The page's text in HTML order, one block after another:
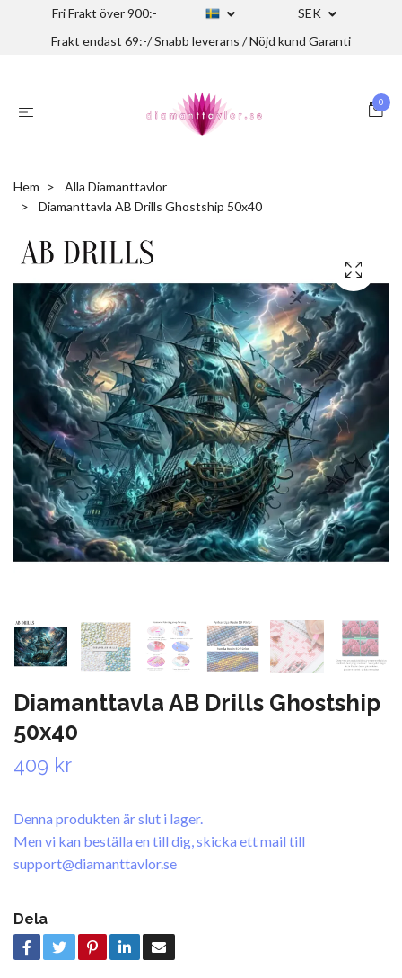
Fri Frakt över 900:-
SEK
Frakt endast 69:-/ Snabb leverans / Nöjd kund Garanti
0
Hem
Alla Diamanttavlor
Diamanttavla AB Drills Ghostship 50x40
Diamanttavla AB Drills Ghostship
50x40
409 kr
Denna produkten är slut i lager.
Men vi kan beställa en till dig, skicka ett mail till
support@diamanttavlor.se
Dela